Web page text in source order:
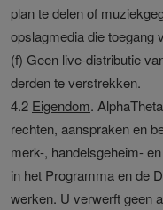
plan te delen of
opslagmedia die toegang
(f) Geen live-distributie
derden te verstrekken.
4.2 Eigendom.
rechten, aanspraken en
merk-, handelsgeheim-
in het Programma en de
werken. U verwerft geen